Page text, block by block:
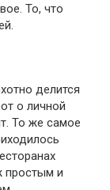
То, что
делится
о личной
То же самое
простым и